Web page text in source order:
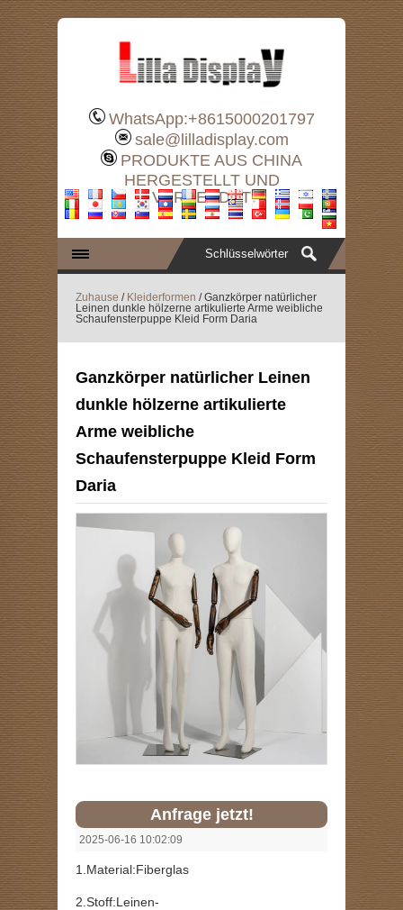
WhatsApp:+8615000201797
sale@lilladisplay.com
PRODUKTE AUS CHINA
HERGESTELLT UND
VERSENDET
Zuhause / Kleiderformen / Ganzkörper natürlicher
Leinen dunkle hölzerne artikulierte Arme weibliche
Schaufensterpuppe Kleid Form Daria
Ganzkörper natürlicher Leinen
dunkle hölzerne artikulierte
Arme weibliche
Schaufensterpuppe Kleid Form
Daria
Anfrage jetzt!
2025-06-16 10:02:09
1.Material:Fiberglas
2.Stoff:Leinen-